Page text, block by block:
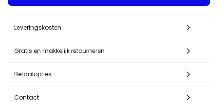
Leveringskosten
Gratis en makkelijk retourneren
Betaalopties
Contact